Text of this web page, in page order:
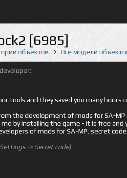
[6985]
объектов Все модели
tools and they saved you many hours
the development of mods for SA-
by installing the game - it is free and
of mods for SA-MP, secret
-> Secret code)